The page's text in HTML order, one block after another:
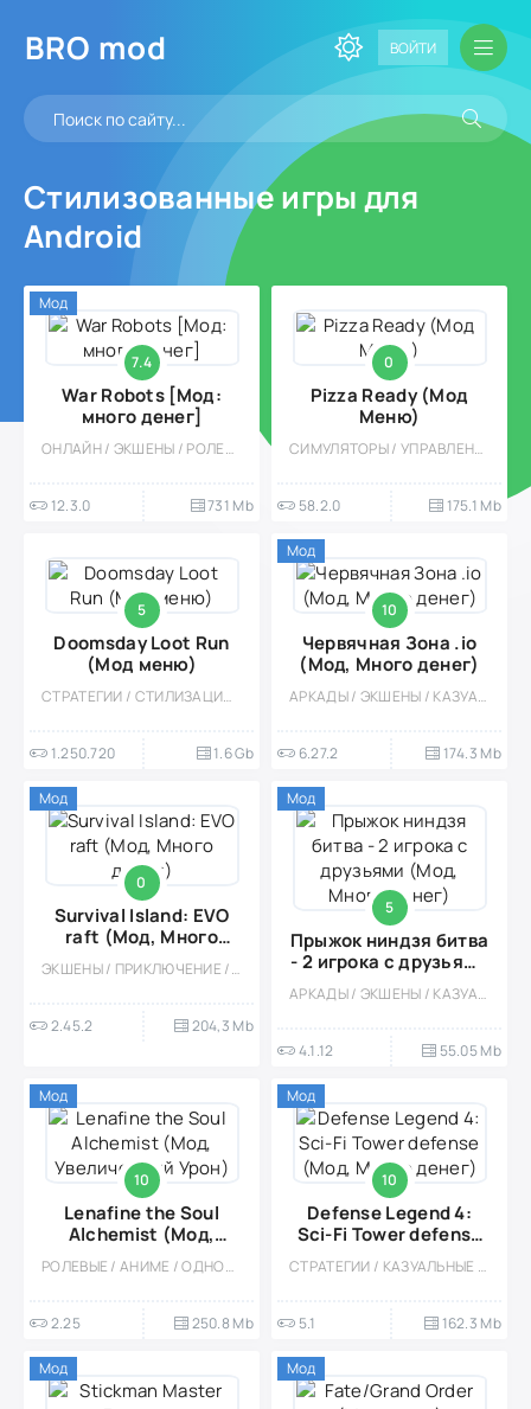
BRO mod ВОЙТИ
Стилизованные игры для
Android
7.4
War Robots [Мод:
много денег]
ОНЛАЙН / ЭКШЕНЫ / РОЛЕВЫЕ / МОД / КАЗУАЛЬНЫЕ / МНОГОПОЛЬЗОВАТЕЛЬСКАЯ / СОРЕВНОВАТЕЛЬНАЯ / СТИЛИЗАЦИЯ / ШУТЕРЫ / РОБОТЫ / 3D / НАУЧНАЯ ФАНТАСТИКА / БУДУЮЩИЕ / ВСТРОЕННЫЙ КЕШ
12.3.0 731 Mb
Мод
0
Pizza Ready (Мод
Меню)
СИМУЛЯТОРЫ / УПРАВЛЕНИЕ / КАЗУАЛЬНЫЕ / ОДНОПОЛЬЗОВАТЕЛЬСКИЕ / СТИЛИЗАЦИЯ / ОФЛАЙН
58.2.0 175.1 Mb
5
Doomsday Loot Run
(Мод меню)
СТРАТЕГИИ / СТИЛИЗАЦИЯ / НАУЧНАЯ ФАНТАСТИКА / АПОКАЛИПСИС
1.250.720 1.6 Gb
10
Червячная Зона .io
(Мод, Много денег)
АРКАДЫ / ЭКШЕНЫ / КАЗУАЛЬНЫЕ / СТИЛИЗАЦИЯ / ОФЛАЙН / МОД / ВСТРОЕННЫЙ КЕШ
6.27.2 174.3 Mb
Мод
0
Survival Island: EVO
raft (Мод, Много
денег)
ЭКШЕНЫ / ПРИКЛЮЧЕНИЕ / ВЫЖИВАНИЕ / СТИЛИЗАЦИЯ / ОДНОПОЛЬЗОВАТЕЛЬСКИЕ / ОФЛАЙН / МОД / ВСТРОЕННЫЙ КЕШ / 3D / ОХОТА / ИССЛЕДОВАНИЯ
2.45.2 204,3 Mb
Мод
5
Прыжок ниндзя битва
- 2 игрока с друзьями
(Мод, Много денег) АРКАДЫ / ЭКШЕНЫ / КАЗУАЛЬНЫЕ / МНОГОПОЛЬЗОВАТЕЛЬСКАЯ / СОРЕВНОВАТЕЛЬНАЯ / ОДНОПОЛЬЗОВАТЕЛЬСКИЕ / СТИЛИЗАЦИЯ / ОФЛАЙН / МОД / НА ДВОИХ / ВСТРОЕННЫЙ КЕШ / МАЛЕНЬКАЯ
4.1.12 55.05 Mb
Мод
10
Lenafine the Soul
Alchemist (Мод,
Увеличенный Урон) РОЛЕВЫЕ / АНИМЕ / ОДНОПОЛЬЗОВАТЕЛЬСКИЕ / СТИЛИЗАЦИЯ / ТАКТИЧЕСКИЕ / МОД
2.25 250.8 Mb
Мод
10
Defense Legend 4:
Sci-Fi Tower defense
(Мод, Много денег) СТРАТЕГИИ / КАЗУАЛЬНЫЕ / СТИЛИЗАЦИЯ / ОДНОПОЛЬЗОВАТЕЛЬСКИЕ / ОФЛАЙН / TOWER DEFENCE / ВСТРОЕННЫЙ КЕШ / МОД / НАУЧНАЯ ФАНТАСТИКА
5.1 162.3 Mb
Мод
Мод Мод